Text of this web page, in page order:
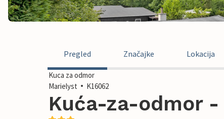
Pregled Značajke Lokacija
Kuca za odmor
Marielyst
K16062
Kuća-za-odmor